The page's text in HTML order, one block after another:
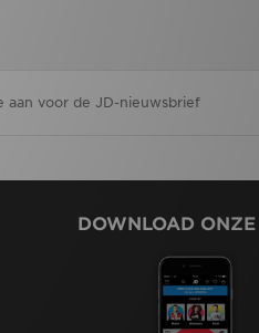
DOWNLOAD ONZE